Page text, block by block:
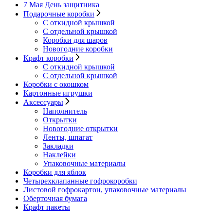
7 Мая День защитника
Подарочные коробки
С откидной крышкой
С отдельной крышкой
Коробки для шаров
Новогодние коробки
Крафт коробки
С откидной крышкой
С отдельной крышкой
Коробки с окошком
Картонные игрушки
Аксессуары
Наполнитель
Открытки
Новогодние открытки
Ленты, шпагат
Закладки
Наклейки
Упаковочные материалы
Коробки для яблок
Четырехклапанные гофрокоробки
Листовой гофрокартон, упаковочные материалы
Оберточная бумага
Крафт пакеты